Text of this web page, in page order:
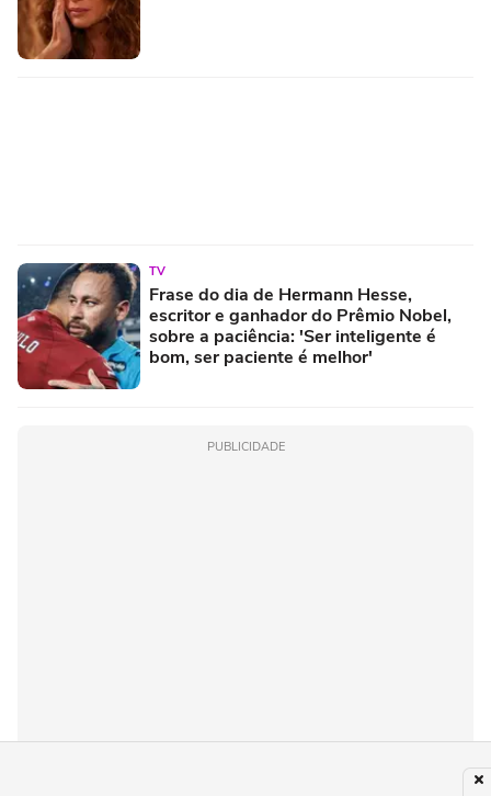
TV
Frase do dia de Hermann Hesse,
escritor e ganhador do Prêmio Nobel,
sobre a paciência: 'Ser inteligente é
bom, ser paciente é melhor'
PUBLICIDADE